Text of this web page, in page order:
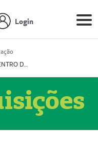
Login
Prestador CENTRO DE ONCOLOGIA